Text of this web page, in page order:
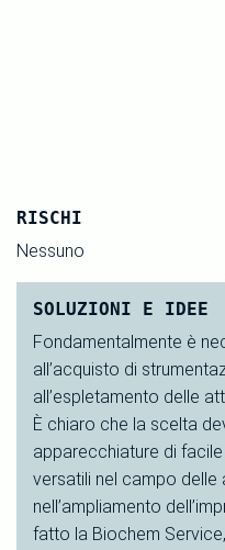
RISCHI
Nessuno
SOLUZIONI E IDEE
Fondamentalmente è
all’acquisto di
all’espletamento delle
È chiaro che la scelta
apparecchiature di
versatili nel campo delle
nell’ampliamento
fatto la Biochem